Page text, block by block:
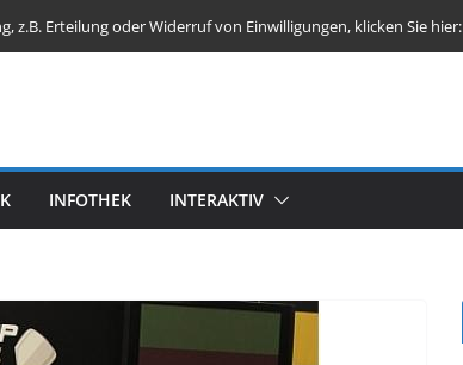
INFOTHEK INTERAKTIV
z.B. Erteilung oder Widerruf von Einwilligungen, klicken Sie hier: